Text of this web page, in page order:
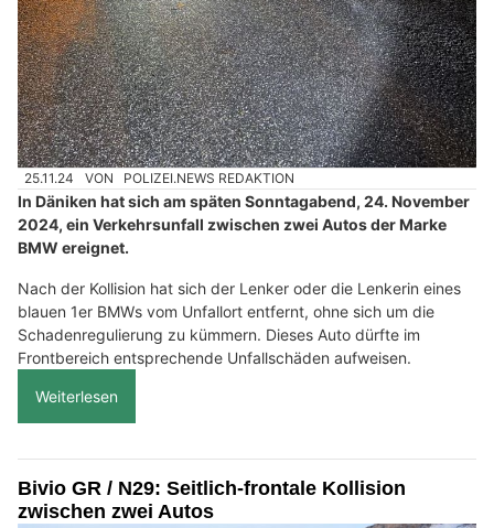
25.11.24 VON POLIZEI.NEWS REDAKTION
In Däniken hat sich am späten Sonntagabend, 24. November
2024, ein Verkehrsunfall zwischen zwei Autos der Marke
BMW ereignet.
Nach der Kollision hat sich der Lenker oder die Lenkerin eines
blauen 1er BMWs vom Unfallort entfernt, ohne sich um die
Schadenregulierung zu kümmern. Dieses Auto dürfte im
Frontbereich entsprechende Unfallschäden aufweisen.
Weiterlesen
Bivio GR / N29: Seitlich-frontale Kollision
zwischen zwei Autos